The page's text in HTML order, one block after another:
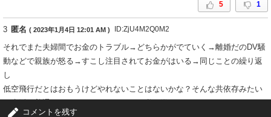
5 1
3 匿名 ( 2023年1月4日 12:01 AM ) ID:ZjU4M2Q0M2
それでまた夫婦間でお金のトラブル→どちらかがでていく→離婚だのDV騒
動などで親族が怒る→すこし注目されてお金がはいる→同じことの繰り返
し
低空飛行だとはおもうけどやれないことはないかな？そんな共依存みたい
な生活は普通ではないとおもいますし、私は嫌ですけど
コメントを残す